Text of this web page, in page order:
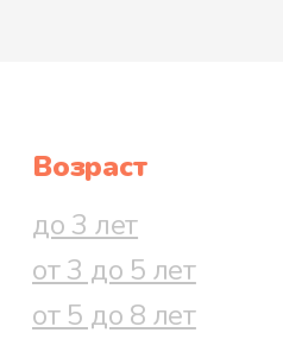
Возраст
до 3 лет
от 3 до 5 лет
от 5 до 8 лет